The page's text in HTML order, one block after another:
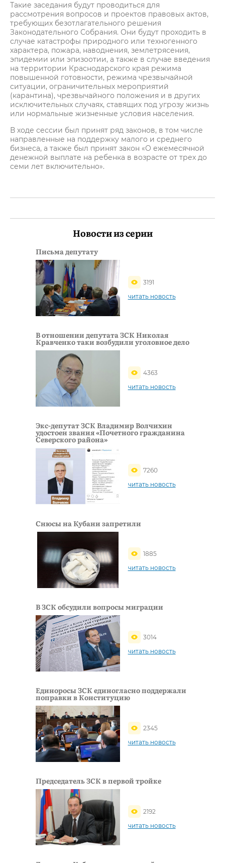
Такие заседания будут проводиться для
рассмотрения вопросов и проектов правовых актов,
требующих безотлагательного решения
Законодательного Собрания. Они будут проходить в
случае катастрофы природного или техногенного
характера, пожара, наводнения, землетрясения,
эпидемии или эпизоотии, а также в случае введения
на территории Краснодарского края режима
повышенной готовности, режима чрезвычайной
ситуации, ограничительных мероприятий
(карантина), чрезвычайного положения и в других
исключительных случаях, ставящих под угрозу жизнь
или нормальные жизненные условия населения.
В ходе сессии был принят ряд законов, в том числе
направленные на поддержку малого и среднего
бизнеса, а также был принят закон «О ежемесячной
денежной выплате на ребенка в возрасте от трех до
семи лет включительно».
Новости из серии
Письма депутату
3191
читать новость
В отношении депутата ЗСК Николая
Кравченко таки возбудили уголовное дело
4363
читать новость
Экс-депутат ЗСК Владимир Волчихин
удостоен звания «Почетного гражданина
Северского района»
7260
читать новость
Снюсы на Кубани запретили
1885
читать новость
В ЗСК обсудили вопросы миграции
3014
читать новость
Единоросы ЗСК единогласно поддержали
поправки в Конституцию
2345
читать новость
Председатель ЗСК в первой тройке
2192
читать новость